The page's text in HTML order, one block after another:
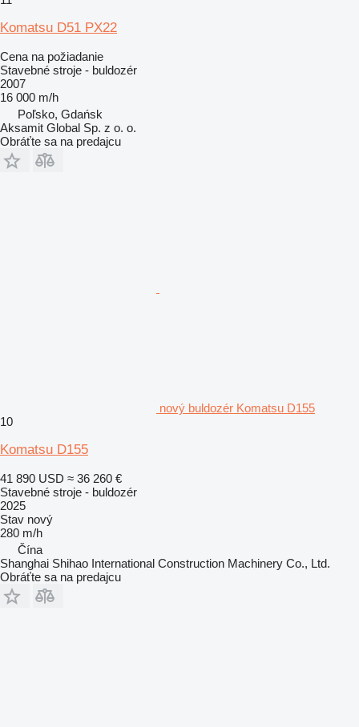
Komatsu D51 PX22
Cena na požiadanie
Stavebné stroje - buldozér
2007
16 000 m/h
Poľsko, Gdańsk
Aksamit Global Sp. z o. o.
Obráťte sa na predajcu
nový buldozér Komatsu D155
10
Komatsu D155
41 890 USD ≈ 36 260 €
Stavebné stroje - buldozér
2025
Stav nový
280 m/h
Čína
Shanghai Shihao International Construction Machinery Co., Ltd.
Obráťte sa na predajcu